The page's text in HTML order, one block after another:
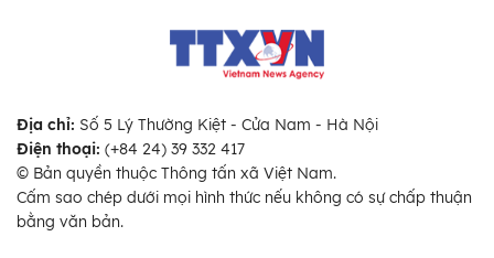
Địa chỉ: Số 5 Lý Thường Kiệt - Cửa Nam - Hà Nội
Điện thoại: (+84 24) 39 332 417
© Bản quyền thuộc Thông tấn xã Việt Nam.
Cấm sao chép dưới mọi hình thức nếu không có sự chấp thuận
bằng văn bản.